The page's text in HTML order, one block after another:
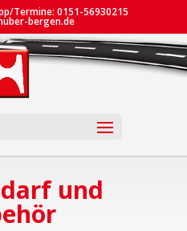
Termine: 0151-56930215
bergen.de
und